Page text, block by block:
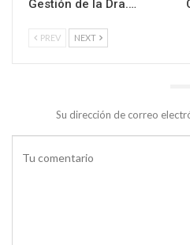
Gestión de la Dra.…
PREV NEXT
Su dirección de correo